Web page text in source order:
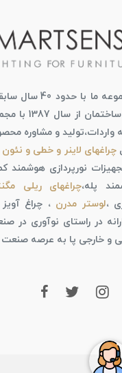
مجموعه ما با
برق
واردات،تولید و مشاوره
چراغهای لاینر و خطی و
نورپردازی هوشمند
پله،چراغهای ریلی
،لوستر مدرن ، چراغ
در راستای نوآوری در
و خارجی پا به عرصه صنعت